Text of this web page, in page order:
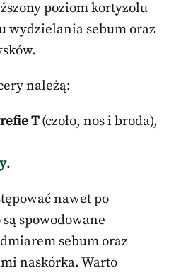
poziom kortyzolu
wydzielania sebum oraz
należą:
T(czoło, nos i broda),
.
nawet po
spowodowane
sebum oraz
naskórka. Warto